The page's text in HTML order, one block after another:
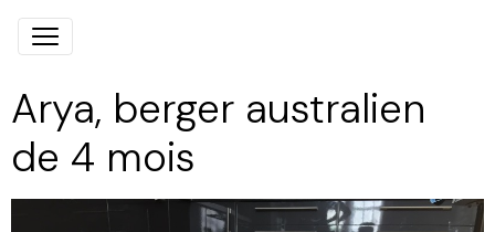
Arya, berger australien
de 4 mois